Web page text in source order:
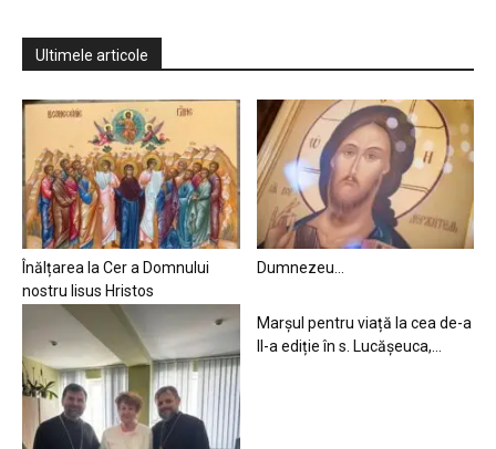
Ultimele articole
Înălțarea la Cer a Domnului
nostru Iisus Hristos
Dumnezeu…
Marșul pentru viață la cea de-a
II-a ediție în s. Lucășeuca,...